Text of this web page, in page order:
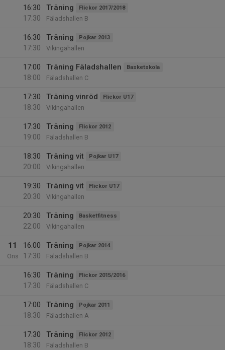
16:30
17:30
Träning Flickor 2017/2018
Fäladshallen B
16:30
17:30
Träning Pojkar 2013
Vikingahallen
17:00
18:00
Träning Fäladshallen Basketskola
Fäladshallen C
17:30
18:30
Träning vinröd Flickor U17
Vikingahallen
17:30
19:00
Träning Flickor 2012
Fäladshallen B
18:30
20:00
Träning vit Pojkar U17
Vikingahallen
19:30
20:30
Träning vit Flickor U17
Vikingahallen
20:30
22:00
Träning Basketfitness
Vikingahallen
11
Ons
16:00
17:30
Träning Pojkar 2014
Fäladshallen B
16:30
17:30
Träning Flickor 2015/2016
Fäladshallen C
17:00
18:30
Träning Pojkar 2011
Fäladshallen A
17:30
18:30
Träning Flickor 2012
Fäladshallen B